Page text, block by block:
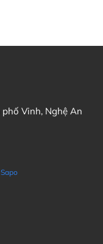
Vinh, Nghệ An
Sapo